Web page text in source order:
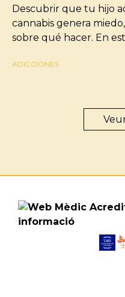
Descubrir que tu hijo
cannabis genera
sobre qué hacer. En
ADICCIONES